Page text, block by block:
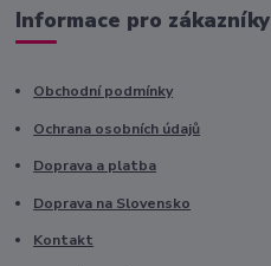
Informace pro zákazníky
Obchodní podmínky
Ochrana osobních údajů
Doprava a platba
Doprava na Slovensko
Kontakt